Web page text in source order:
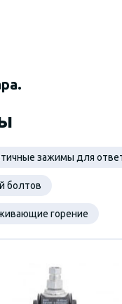
зажимы для
болтов
горение